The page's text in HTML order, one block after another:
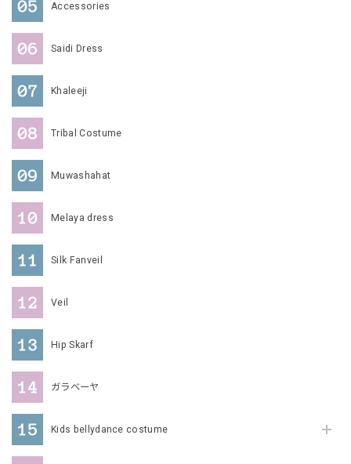
Accessories
Saidi Dress
Khaleeji
Tribal Costume
Muwashahat
Melaya dress
Silk Fanveil
Veil
Hip Skarf
ガラベーヤ
Kids bellydance costume